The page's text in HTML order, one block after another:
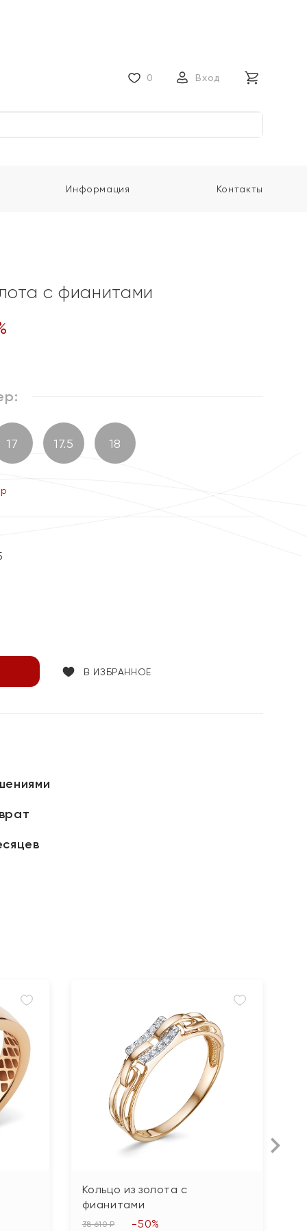
0 Вход
Информация Контакты
с фианитами
17 17.5 18
В ИЗБРАННОЕ
Кольцо из золота с
фианитами
38 610 ₽ -50%